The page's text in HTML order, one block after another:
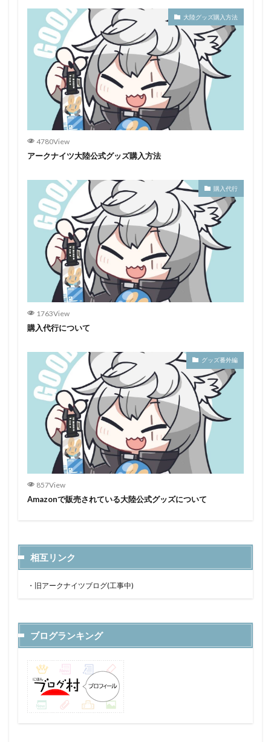
大陸グッズ購入方法
4780View
アークナイツ大陸公式グッズ購入方法
購入代行
1763View
購入代行について
グッズ番外編
857View
Amazonで販売されている大陸公式グッズについて
相互リンク
・ 旧アークナイツブログ(工事中)
ブログランキング